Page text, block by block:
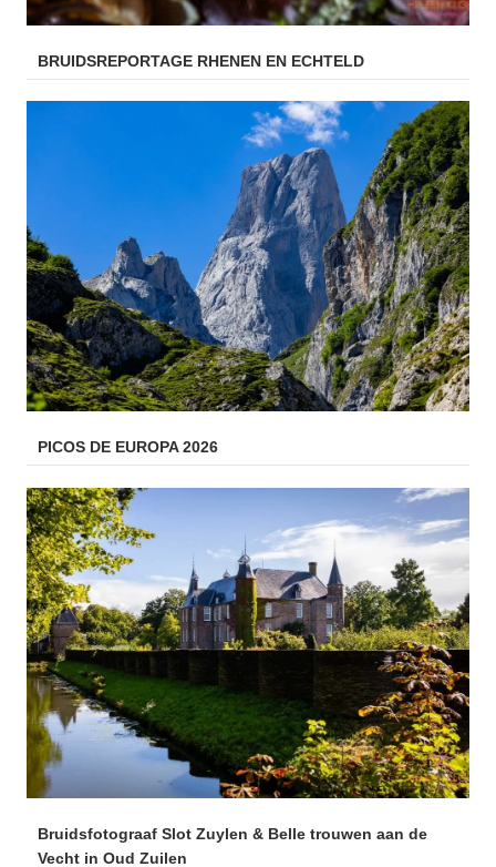
BRUIDSREPORTAGE RHENEN EN ECHTELD
PICOS DE EUROPA 2026
Bruidsfotograaf Slot Zuylen & Belle trouwen aan de
Vecht in Oud Zuilen